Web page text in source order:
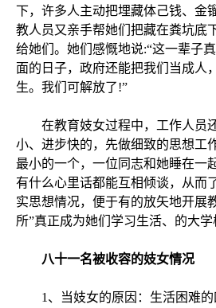
下，许多人主动把埋藏体己钱、金
教人员又亲手帮她们把藏在粪坑底
给她们。她们感慨地说:“这一辈子
面的日子，政府还能把我们当成人
生。我们可解放了!”
在教育妓女过程中，工作人员
小、进步快的，先做细致的思想工
最小的一个，一位同志和她睡在一
有什么心里话都能互相倾谈，从而
实思想情况，便于有的放矢地开展
所”真正成为她们学习生活、的大学
八十一名被收容的妓女情况
1、当妓女的原因：生活困难的